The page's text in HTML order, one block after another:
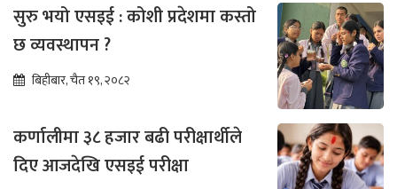
सुरु भयो एसइई : कोशी प्रदेशमा कस्तो
छ व्यवस्थापन ?
बिहीबार, चैत १९, २०८२
कर्णालीमा ३८ हजार बढी परीक्षार्थीले
दिए आजदेखि एसइई परीक्षा